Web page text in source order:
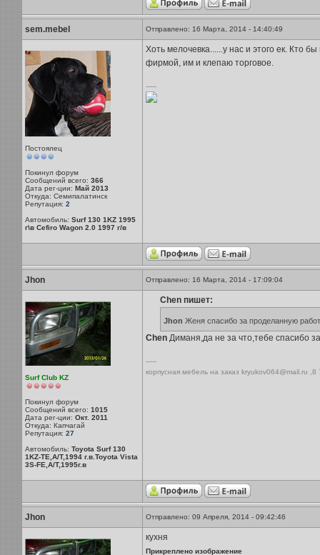
sem.mebel Отправлено: 16 Марта, 2014 - 14:40:49
Постоялец
Покинул форум
Сообщений всего: 366
Дата рег-ции: Май 2013
Откуда: Семипалатинск
Репутация: 2
Автомобиль: Surf 130 1KZ 1995
г\в Cefiro Wagon 2.0 1997 г/в
Хоть мелочевка......у нас и этого ек. Кто
фирмой, им и клепаю торговое.
-----
Jhon Отправлено: 16 Марта, 2014 - 17:09:04
Surf Club KZ
Покинул форум
Сообщений всего: 1015
Дата рег-ции: Окт. 2011
Откуда: Капчагай
Репутация: 27
Автомобиль: Toyota Surf 130
1KZ-TE,A/T,1994 г.в.Toyota Vista
3S-FE,A/T,1995г.в
Chen пишет:
Jhon Женя спасибо за проделанную
ChenДиманя,да не за что,тебе спасибо
-----
корпусная мебель на заказ kryukov064@mail.ru
Jhon Отправлено: 09 Апреля, 2014 - 09:42:46
кухня
Прикреплено изображение